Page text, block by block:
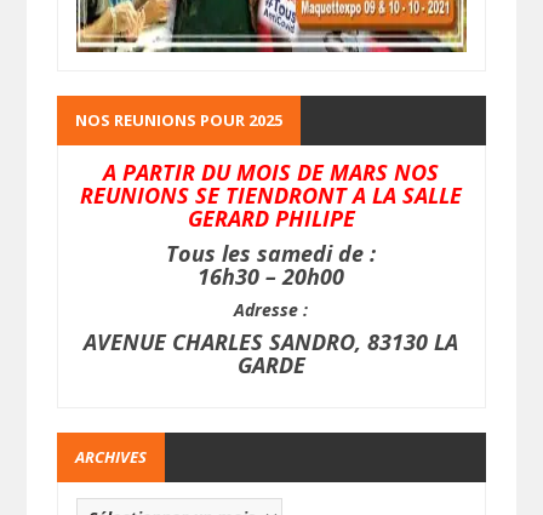
NOS REUNIONS POUR 2025
A PARTIR DU MOIS DE MARS NOS
REUNIONS SE TIENDRONT A LA SALLE
GERARD PHILIPE
Tous les samedi de :
16h30 – 20h00
Adresse :
AVENUE CHARLES SANDRO, 83130 LA
GARDE
ARCHIVES